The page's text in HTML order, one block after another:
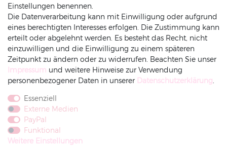
Rechnung Amazonpay Vorkasse
Datenschutz
Versand
Impressum
AGB
Widerrufsrecht
Widerruf-senden
Einstellungen benennen.
Die Datenverarbeitung kann mit Einwilligung oder aufgrund
eines berechtigten Interesses erfolgen. Die Zustimmung kann
erteilt oder abgelehnt werden. Es besteht das Recht, nicht
einzuwilligen und die Einwilligung zu einem späteren
Zeitpunkt zu ändern oder zu widerrufen. Beachten Sie unser
Impressum und weitere Hinweise zur Verwendung
personenbezogener Daten in unserer Daten­schutz­erklärung
Essenziell
Externe Medien
PayPal
Funktional
Weitere Einstellungen